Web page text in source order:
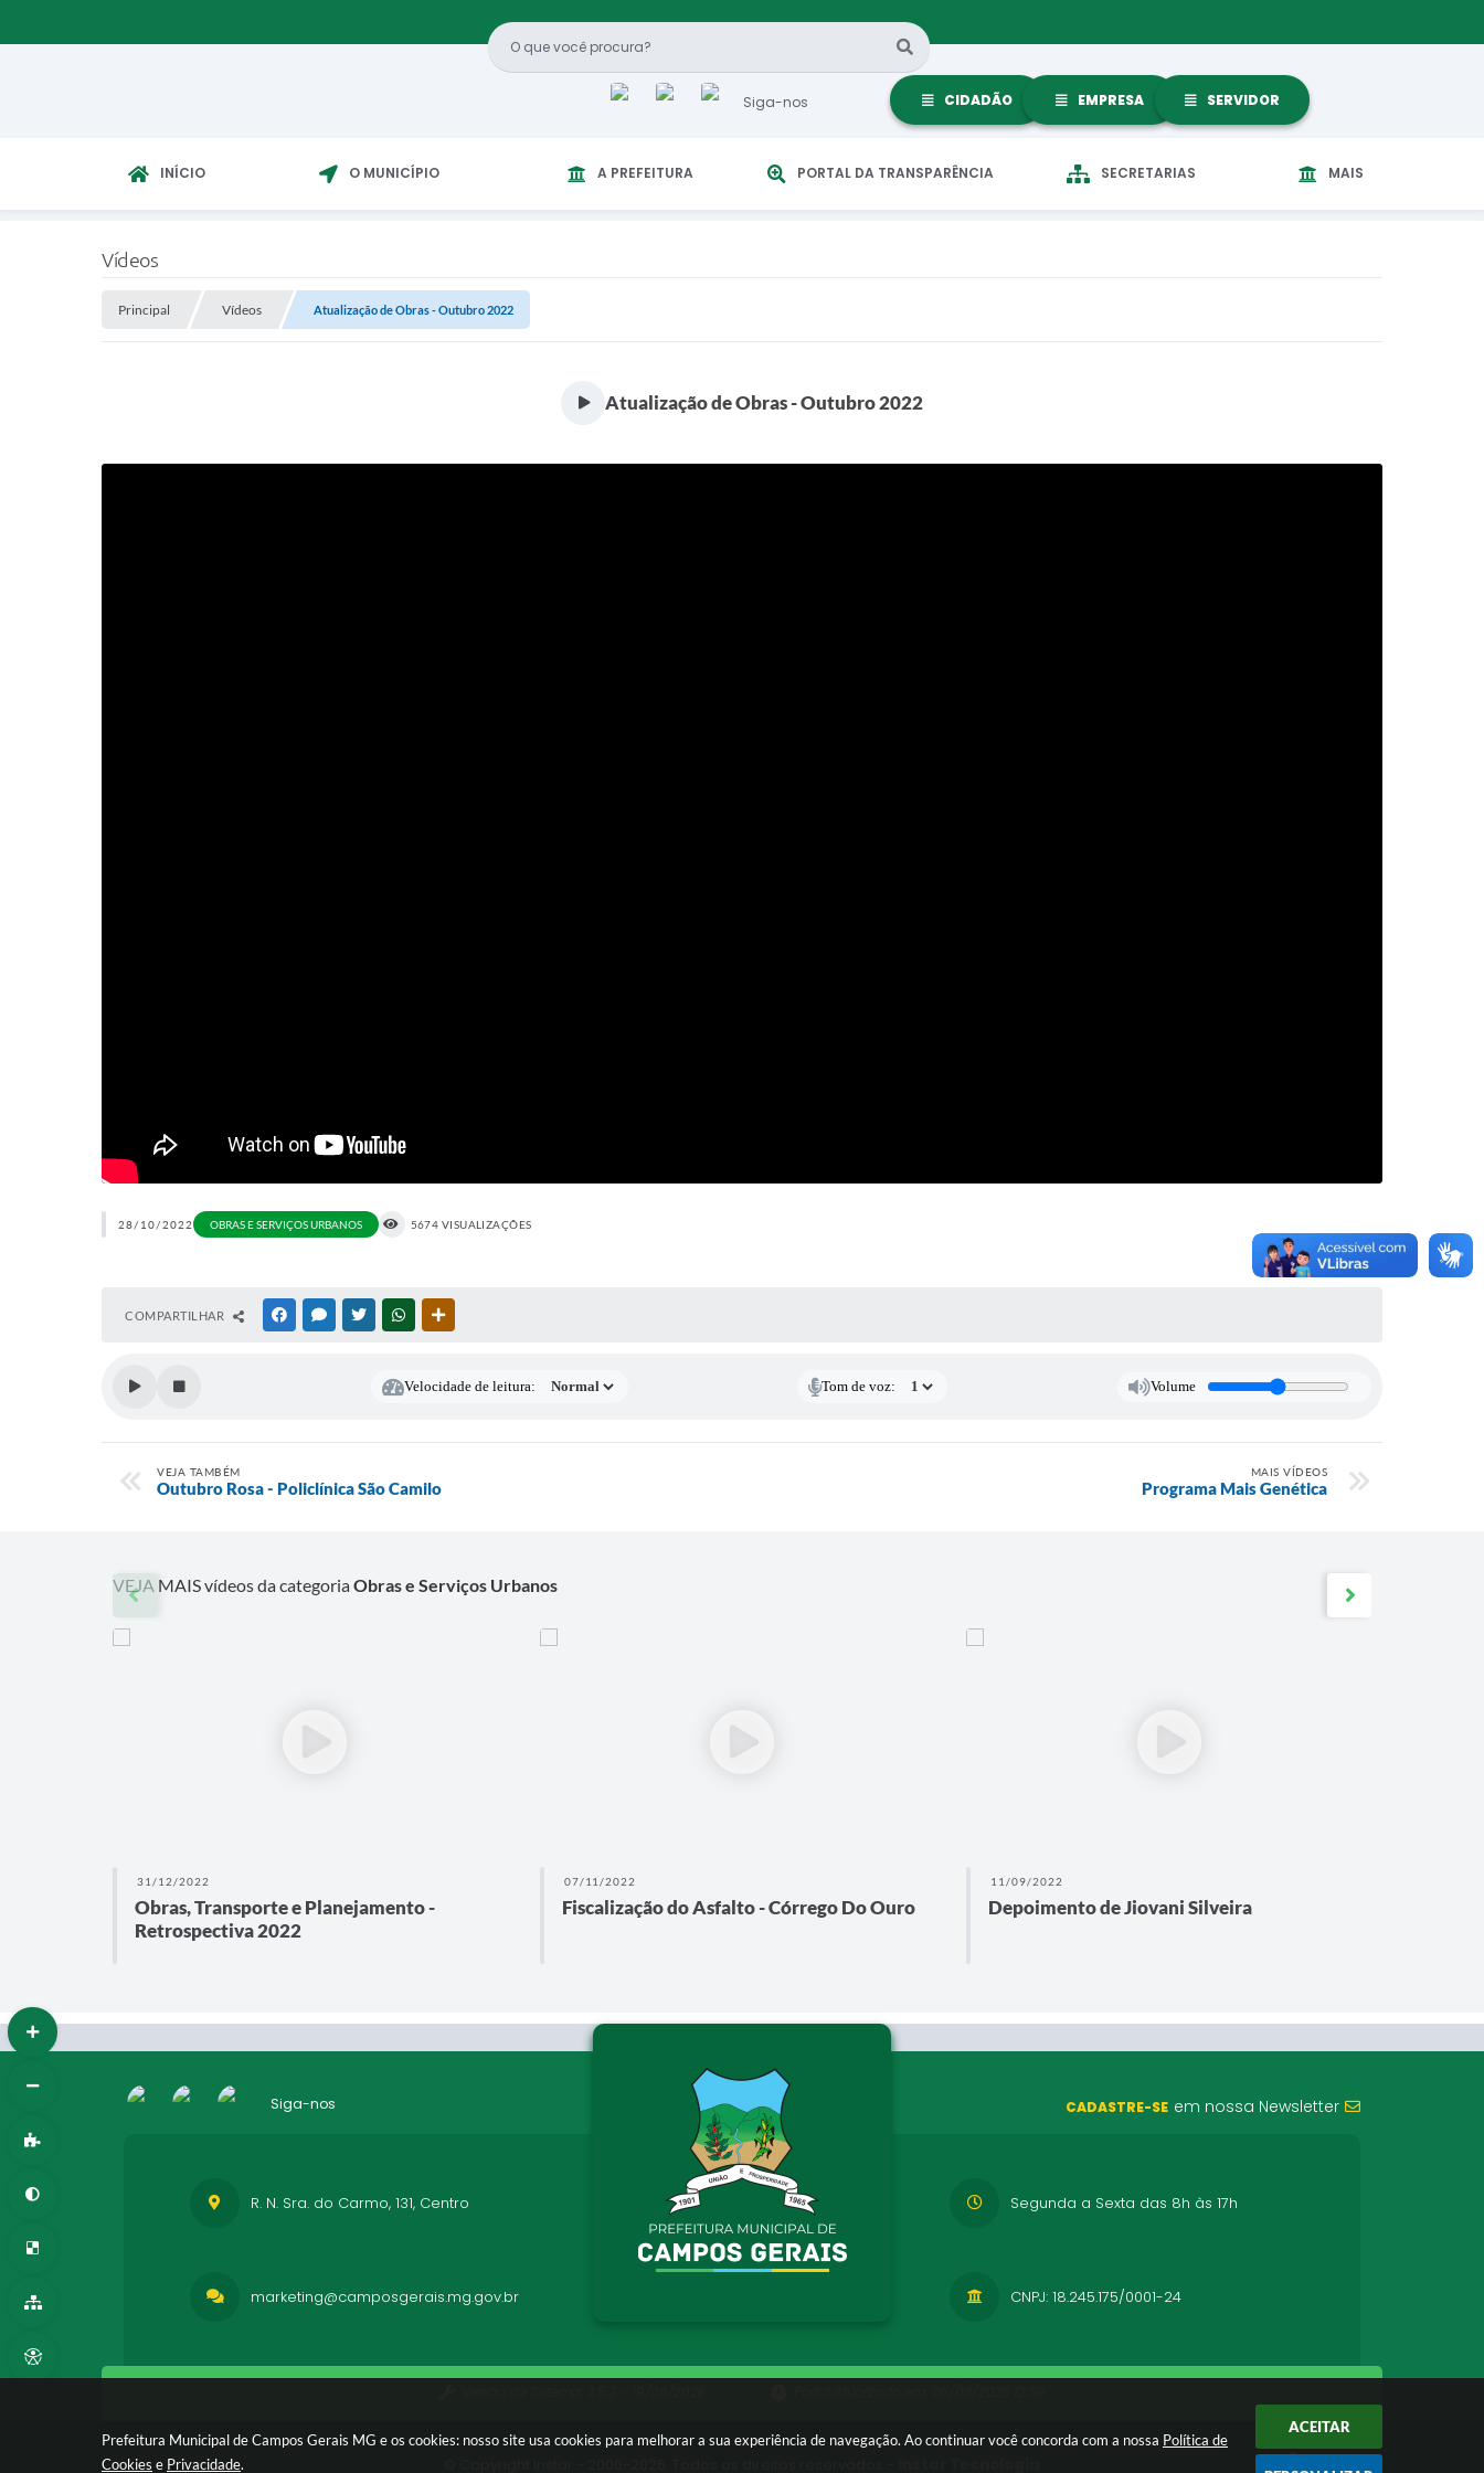
Prefeitura Municipal de Campos Gerais MG e os cookies: nosso site usa cookies para melhorar a sua experiência de navegação. Ao continuar você concorda com a nossa Política de
Cookies e Privacidade.
ACEITAR
Siga-nos CIDADÃO EMPRESA SERVIDOR
INÍCIO O MUNICÍPIO A PREFEITURA PORTAL DA TRANSPARÊNCIA SECRETARIAS MAIS
Vídeos
Principal Vídeos Atualização de Obras - Outubro 2022
Atualização de Obras - Outubro 2022
28/10/2022 OBRAS E SERVIÇOS URBANOS 5674 VISUALIZAÇÕES
COMPARTILHAR FACEBOOKMESSENGER
TWITTERWHATSAPP
Velocidade de leitura: Tom de voz: Volume
VEJA TAMBÉM
Outubro Rosa - Policlínica São Camilo
MAIS VÍDEOS
Programa Mais Genética
VEJA MAIS vídeos da categoriaObras e Serviços Urbanos
31/12/2022
Obras, Transporte e Planejamento -
Retrospectiva 2022
07/11/2022
Fiscalização do Asfalto - Córrego Do Ouro
11/09/2022
Depoimento de Jiovani Silveira
Siga-nos CADASTRE-SE em nossa Newsletter
R. N. Sra. do Carmo, 131, Centro Segunda a Sexta das 8h às 17h
CNPJ: 18.245.175/0001-24
marketing@camposgerais.mg.gov.br